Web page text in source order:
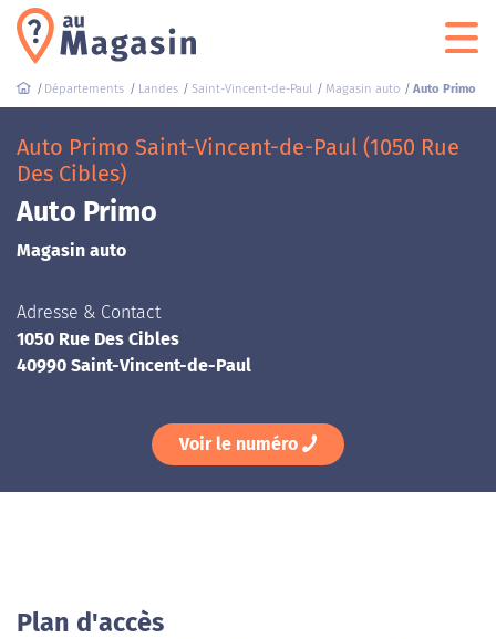
Départements Landes Saint-Vincent-de-Paul Magasin auto Auto Primo
Auto Primo Saint-Vincent-de-Paul (1050 Rue
Des Cibles)
Auto Primo
Magasin auto
Adresse & Contact
1050 Rue Des Cibles
40990 Saint-Vincent-de-Paul
Voir le numéro
Plan d'accès